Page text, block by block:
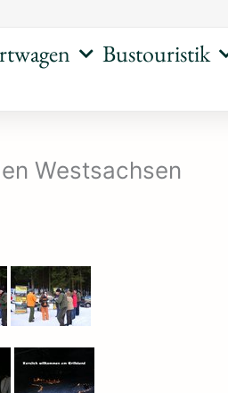
Bustouristik
Westsachsen